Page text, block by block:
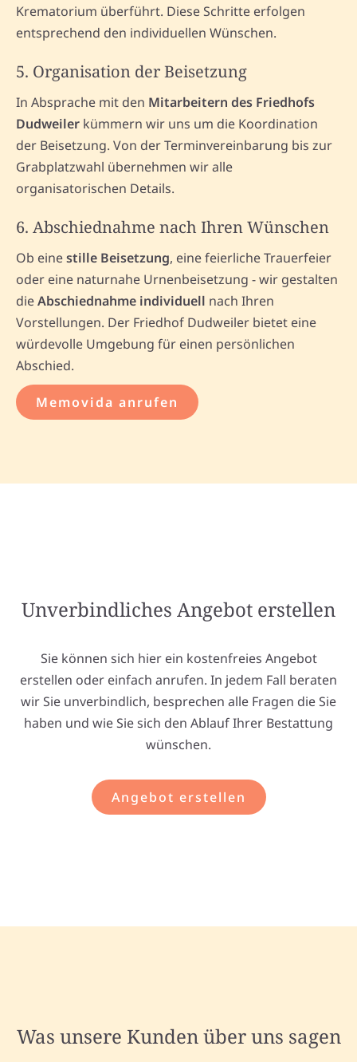
Krematorium überführt. Diese Schritte erfolgen
entsprechend den individuellen Wünschen.
5. Organisation der Beisetzung
In Absprache mit den Mitarbeitern des Friedhofs
Dudweiler kümmern wir uns um die Koordination
der Beisetzung. Von der Terminvereinbarung bis zur
Grabplatzwahl übernehmen wir alle
organisatorischen Details.
6. Abschiednahme nach Ihren Wünschen
Ob einestille Beisetzung, eine feierliche Trauerfeier
oder eine naturnahe Urnenbeisetzung - wir gestalten
dieAbschiednahme individuell nach Ihren
Vorstellungen. Der Friedhof Dudweiler bietet eine
würdevolle Umgebung für einen persönlichen
Abschied.
Memovida anrufen
Unverbindliches Angebot erstellen
Sie können sich hier ein kostenfreies Angebot
erstellen oder einfach anrufen. In jedem Fall beraten
wir Sie unverbindlich, besprechen alle Fragen die Sie
haben und wie Sie sich den Ablauf Ihrer Bestattung
wünschen.
Angebot erstellen
Was unsere Kunden über uns sagen